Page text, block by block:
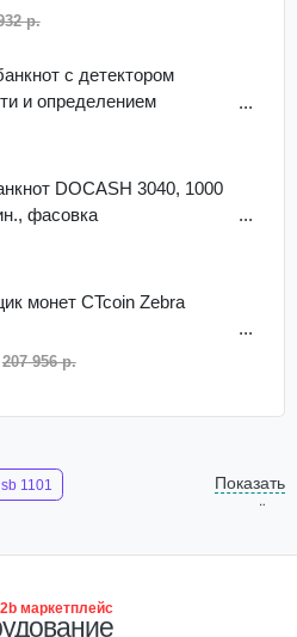
р.
с детектором
и определением
C - 100 CIS
DOCASH 3040, 1000
фасовка
монет CTcoin Zebra
207 956 р.
1101
Показать
ещё
маркетплейс